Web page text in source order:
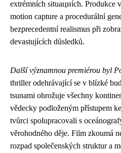
extrémních situациích. Produkce
motion capture a procedurální
bezprecedentní realismus při
devastujících důsledků.
Další významnou premiérou byl
thriller odehrávající se v blízké
tsunami ohrožuje všechny
vědecky podloženým přístupem
tvůrci spolupracovali s
věrohodného děje. Film zkoumá
rozpad společenských struktur a